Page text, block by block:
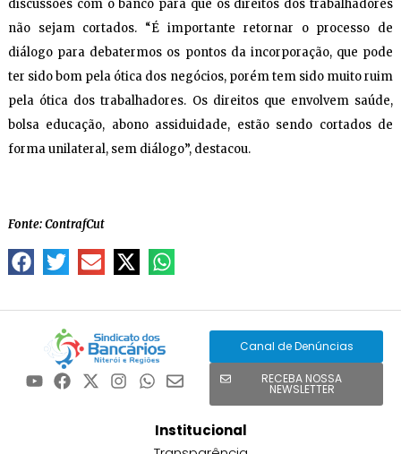
discussões com o banco para que os direitos dos trabalhadores
não sejam cortados. “É importante retornar o processo de
diálogo para debatermos os pontos da incorporação, que pode
ter sido bom pela ótica dos negócios, porém tem sido muito ruim
pela ótica dos trabalhadores. Os direitos que envolvem saúde,
bolsa educação, abono assiduidade, estão sendo cortados de
forma unilateral, sem diálogo”, destacou.
Fonte: ContrafCut
Canal de Denúncias
RECEBA NOSSA
NEWSLETTER
Institucional